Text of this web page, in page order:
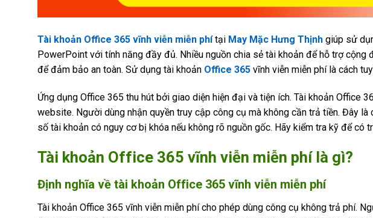
Tài khoản Office 365 vĩnh viễn miễn phítại May Mặc Hưng Thịnh giúp sử
PowerPoint với tính năng đầy đủ. Nhiều nguồn chia sẻ tài khoản để hỗ trợ cộng
để đảm bảo an toàn. Sử dụng tài khoản Office 365 vĩnh viễn miễn phí là cách
Ứng dụng Office 365 thu hút bởi giao diện hiện đại và tiện ích. Tài khoản Office
website. Người dùng nhận quyền truy cập công cụ mà không cần trả tiền. Đây
số tài khoản có nguy cơ bị khóa nếu không rõ nguồn gốc. Hãy kiểm tra kỹ để có
Tài khoản Office 365 vĩnh viễn miễn phí là gì?
Định nghĩa về tài khoản Office 365 vĩnh viễn miễn phí
Tài khoản Office 365 vĩnh viễn miễn phí cho phép dùng công cụ không trả phí.